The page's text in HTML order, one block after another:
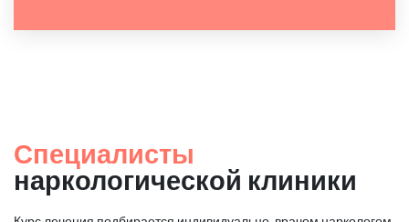
Специалисты
наркологической клиники